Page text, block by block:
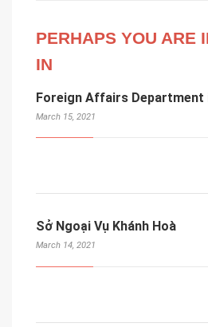
PERHAPS YOU ARE
IN
Foreign Affairs Department
March 15, 2021
Sở Ngoại Vụ Khánh Hoà
March 14, 2021